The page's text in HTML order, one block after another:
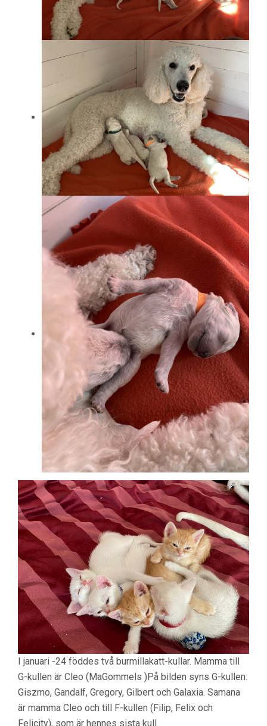
I januari -24 föddes två burmillakatt-kullar. Mamma till
G-kullen är Cleo (MaGommels )På bilden syns G-kullen:
Giszmo, Gandalf, Gregory, Gilbert och Galaxia. Samana
är mamma Cleo och till F-kullen (Filip, Felix och
Felicity), som är hennes sista kull.